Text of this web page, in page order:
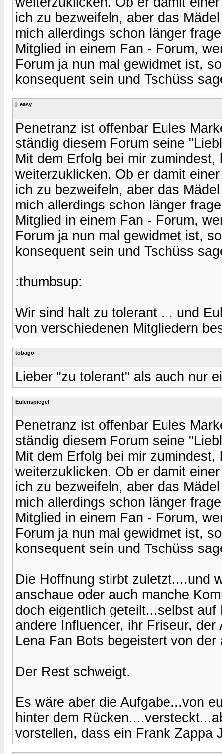
ich zu bezweifeln, aber das
mich allerdings schon länger
Mitglied in einem Fan - Forum,
Forum ja nun mal gewidmet ist,
konsequent sein und Tschüss
j_easy
Penetranz ist offenbar Eules
ständig diesem Forum seine
Mit dem Erfolg bei mir
weiterzuklicken. Ob er damit
ich zu bezweifeln, aber das
mich allerdings schon länger
Mitglied in einem Fan - Forum,
Forum ja nun mal gewidmet ist,
konsequent sein und Tschüss
:thumbsup:
Wir sind halt zu tolerant ... und
von verschiedenen Mitgliedern
tobago
Lieber "zu tolerant" als auch nur
Eulenspiegel
Penetranz ist offenbar Eules
ständig diesem Forum seine
Mit dem Erfolg bei mir
weiterzuklicken. Ob er damit
ich zu bezweifeln, aber das
mich allerdings schon länger
Mitglied in einem Fan - Forum,
Forum ja nun mal gewidmet ist,
konsequent sein und Tschüss
Die Hoffnung stirbt zuletzt....und
anschaue oder auch manche
doch eigentlich geteilt...selbst
andere Influencer, ihr Friseur,
Lena Fan Bots begeistert von der
Der Rest schweigt.
Es wäre aber die Aufgabe...von
hinter dem
vorstellen, dass ein Frank Zappa